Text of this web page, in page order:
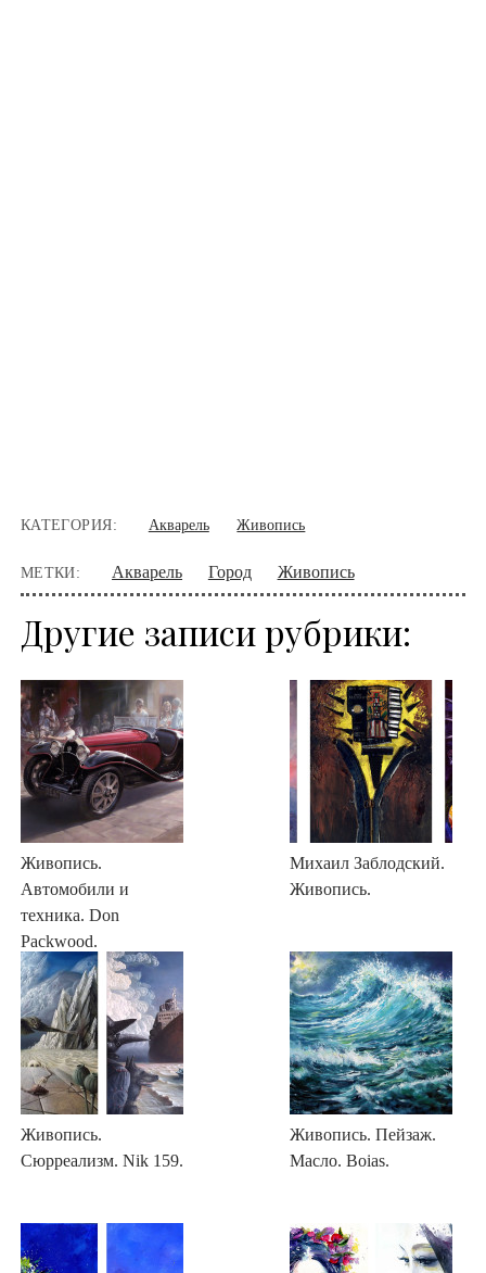
КАТЕГОРИЯ: Акварель Живопись
МЕТКИ: Акварель Город Живопись
Другие записи рубрики:
Живопись.
Автомобили и
техника. Don
Packwood.
Михаил Заблодский.
Живопись.
Живопись.
Сюрреализм. Nik 159.
Живопись. Пейзаж.
Масло. Boias.